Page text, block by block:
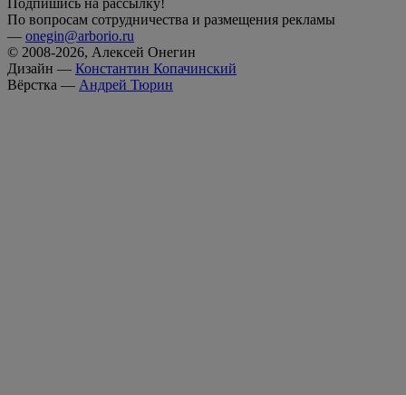
Подпишись на рассылку!
По вопросам сотрудничества и размещения рекламы
— onegin@arborio.ru
© 2008-2026, Алексей Онегин
Дизайн — Константин Копачинский
Вёрстка — Андрей Тюрин